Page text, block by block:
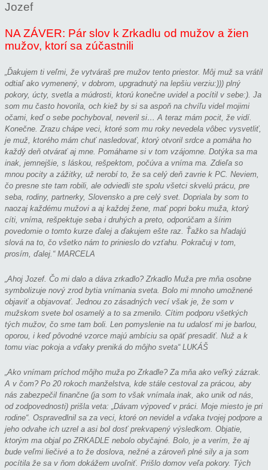
Jozef
NA ZÁVER: Pár slov k Zrkadlu od mužov a žien
mužov, ktorí sa zúčastnili
„Ďakujem ti veľmi, že vytváraš pre mužov tento priestor. Môj muž sa vrátil
odtiaľ ako vymenený, v dobrom, upgradnutý na lepšiu verziu:))) plný
pokory, úcty, svetla a múdrosti, ktorú konečne uvidel a pocítil v sebe:). Ja
som mu často hovorila, och kiež by si sa aspoň na chvíľu videl mojimi
očami, keď o sebe pochyboval, neveril si… A teraz mám pocit, že vidí.
Konečne. Zrazu chápe veci, ktoré som mu roky nevedela vôbec vysvetliť,
je muž, ktorého mám chuť nasledovať, ktorý otvoril srdce a pomáha ho
každý deň otvárať aj mne. Pomáhame si v tom vzájomne. Dotýka sa ma
inak, jemnejšie, s láskou, rešpektom, počúva a vníma ma. Zdieľa so
mnou pocity a zážitky, už nerobí to, že sa celý deň zavrie k PC. Neviem,
čo presne ste tam robili, ale odviedli ste spolu všetci skvelú prácu, pre
seba, rodiny, partnerky, Slovensko a pre celý svet. Dopriala by som to
naozaj každému mužovi a aj každej žene, mať popri boku muža, ktorý
cíti, vníma, rešpektuje seba i druhých a preto, odporúčam a šírim
povedomie o tomto kurze ďalej a ďakujem ešte raz. Ťažko sa hľadajú
slová na to, čo všetko nám to prinieslo do vzťahu. Pokračuj v tom,
prosím, ďalej.“ MARCELA
„Ahoj Jozef. Čo mi dalo a dáva zrkadlo? Zrkadlo Muža pre mňa osobne
symbolizuje nový zrod bytia vnímania sveta. Bolo mi mnoho umožnené
objaviť a objavovať. Jednou zo zásadných vecí však je, že som v
mužskom svete bol osamelý a to sa zmenilo. Cítim podporu všetkých
tých mužov, čo sme tam boli. Len pomyslenie na tu udalosť mi je barlou,
oporou, i keď pôvodné vzorce majú ambíciu sa opäť presadiť. Nuž a k
tomu viac pokoja a vďaky preniká do môjho sveta“ LUKÁŠ
„Ako vnímam príchod môjho muža po Zrkadle? Za mňa ako veľký zázrak.
A v čom? Po 20 rokoch manželstva, kde stále cestoval za prácou, aby
nás zabezpečil finančne (ja som to však vnímala inak, ako unik od nás,
od zodpovednosti) prišla veta: „Dávam výpoveď v práci. Moje miesto je pri
rodine“. Ospravedlnil sa za veci, ktoré on nevidel a vďaka tvojej podpore a
jeho odvahe ich uzrel a asi bol dosť prekvapený výsledkom. Objatie,
ktorým ma objal po ZRKADLE nebolo obyčajné. Bolo, je a verím, že aj
bude veľmi liečivé a to že doslova, nežné a zároveň plné sily a ja som
pocítila že sa v ňom dokážem uvoľniť. Prišlo domov veľa pokory. Tých